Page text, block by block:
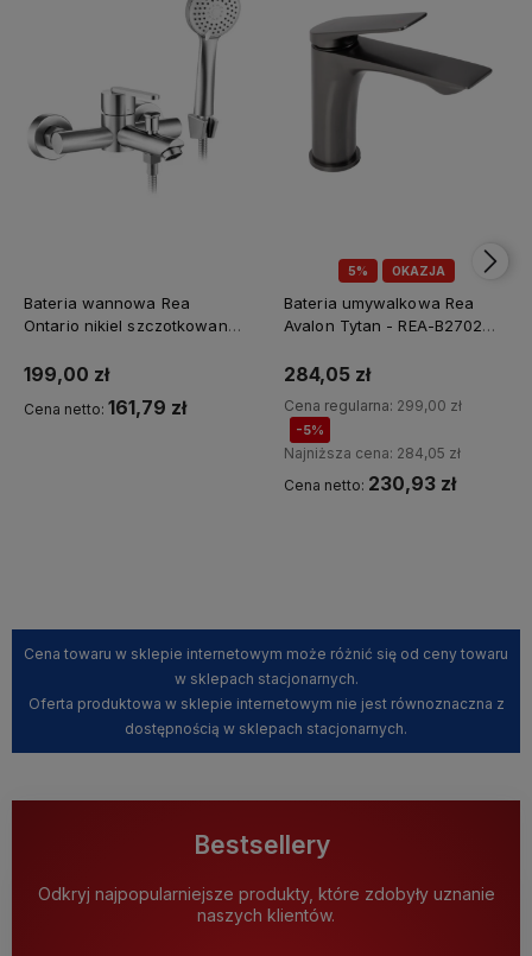
Bateria wannowa Rea
Ontario nikiel szczotkowany -
kodem REA5
199,00 zł
Cena netto: 161,79 zł
5% OKAZJA
Bateria umywalkowa Rea
Avalon Tytan - REA-B2702
REA5
284,05 zł
Cena regularna: 299,00 zł
-5%
Najniższa cena: 284,05 zł
Cena netto: 230,93 zł
Cena towaru w sklepie internetowym może różnić się od ceny towaru
w sklepach stacjonarnych.
Oferta produktowa w sklepie internetowym nie jest równoznaczna z
dostępnością w sklepach stacjonarnych.
Bestsellery
Odkryj najpopularniejsze produkty, które zdobyły uznanie
naszych klientów.